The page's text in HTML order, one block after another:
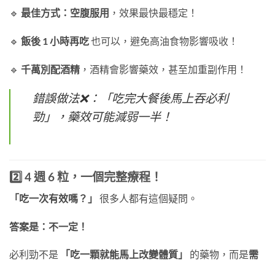
🔹 最佳方式：空腹服用 ，效果最快最穩定！
🔹 飯後 1 小時再吃也可以，避免高油食物影響吸收！
🔹 千萬別配酒精 ，酒精會影響藥效，甚至加重副作用！
錯誤做法❌：「吃完大餐後馬上吞必利
勁」，藥效可能減弱一半！
2️⃣ 4 週 6 粒，一個完整療程！
「吃一次有效嗎？」 很多人都有這個疑問。
答案是：不一定！
必利勁不是 「吃一顆就能馬上改變體質」 的藥物，而是需